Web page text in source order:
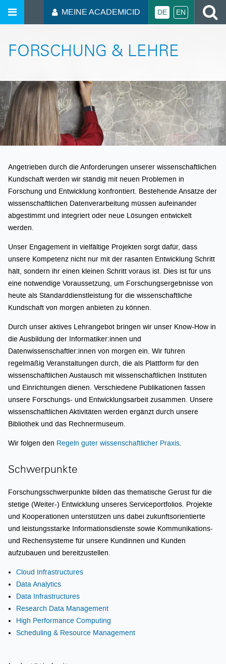
MEINE ACADEMICID DE EN
FORSCHUNG & LEHRE
Angetrieben durch die Anforderungen unserer wissenschaftlichen
Kundschaft werden wir ständig mit neuen Problemen in
Forschung und Entwicklung konfrontiert. Bestehende Ansätze der
wissenschaftlichen Datenverarbeitung müssen aufeinander
abgestimmt und integriert oder neue Lösungen entwickelt
werden.
Unser Engagement in vielfältige Projekten sorgt dafür, dass
unsere Kompetenz nicht nur mit der rasanten Entwicklung Schritt
hält, sondern ihr einen kleinen Schritt voraus ist. Dies ist für uns
eine notwendige Voraussetzung, um Forschungsergebnisse von
heute als Standarddienstleistung für die wissenschaftliche
Kundschaft von morgen anbieten zu können.
Durch unser aktives Lehrangebot bringen wir unser Know-How in
die Ausbildung der Informatiker:innen und
Datenwissenschaftler:innen von morgen ein. Wir führen
regelmäßig Veranstaltungen durch, die als Plattform für den
wissenschaftlichen Austausch mit wissenschaftlichen Instituten
und Einrichtungen dienen. Verschiedene Publikationen fassen
unsere Forschungs- und Entwicklungsarbeit zusammen. Unsere
wissenschaftlichen Aktivitäten werden ergänzt durch unsere
Bibliothek und das Rechnermuseum.
Wir folgen den Regeln guter wissenschaftlicher Praxis
Schwerpunkte
Forschungsschwerpunkte bilden das thematische Gerüst für die
stetige (Weiter-) Entwicklung unseres Serviceportfolios. Projekte
und Kooperationen unterstützen uns dabei zukunftsorientierte
und leistungsstarke Informationsdienste sowie Kommunikations-
und Rechensysteme für unsere Kundinnen und Kunden
aufzubauen und bereitzustellen.
Cloud Infrastructures
Data Analytics
Data Infrastructures
Research Data Management
High Performance Computing
Scheduling & Resource Management